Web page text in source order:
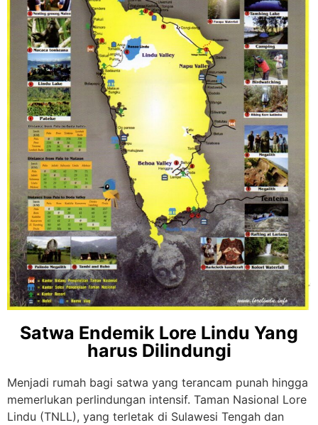
Satwa Endemik Lore Lindu Yang
harus Dilindungi
Menjadi rumah bagi satwa yang terancam punah hingga
memerlukan perlindungan intensif. Taman Nasional Lore
Lindu (TNLL), yang terletak di Sulawesi Tengah dan